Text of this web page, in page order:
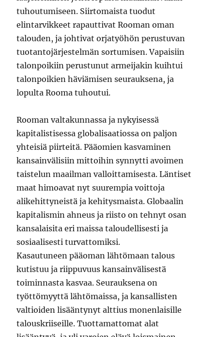
tuhoutumiseen. Siirtomaista tuodut
elintarvikkeet rapauttivat Rooman oman
talouden, ja johtivat orjatyöhön perustuvan
tuotantojärjestelmän sortumisen. Vapaisiin
talonpoikiin perustunut armeijakin kuihtui
talonpoikien häviämisen seurauksena, ja
lopulta Rooma tuhoutui.
Rooman valtakunnassa ja nykyisessä
kapitalistisessa globalisaatiossa on paljon
yhteisiä piirteitä. Pääomien kasvaminen
kansainvälisiin mittoihin synnytti avoimen
taistelun maailman valloittamisesta. Läntiset
maat himoavat nyt suurempia voittoja
alikehittyneistä ja kehitysmaista. Globaalin
kapitalismin ahneus ja riisto on tehnyt osan
kansalaisita eri maissa taloudellisesti ja
sosiaalisesti turvattomiksi.
Kasautuneen pääoman lähtömaan talous
kutistuu ja riippuvuus kansainvälisestä
toiminnasta kasvaa. Seurauksena on
työttömyyttä lähtömaissa, ja kansallisten
valtioiden lisääntynyt alttius monenlaisille
talouskriiseille. Tuottamattomat alat